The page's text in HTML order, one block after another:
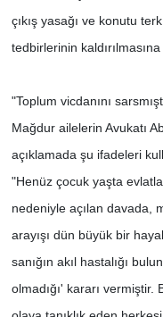
çıkış yasağı ve konutu
tedbirlerinin
"Toplum vicdanını
Mağdur ailelerin Avukatı
açıklamada şu ifadeleri
"Henüz çocuk yaşta
nedeniyle açılan davada,
arayışı dün büyük bir
sanığın akıl hastalığı
olmadığı' kararı vermiştir.